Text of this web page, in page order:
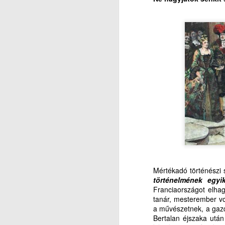
Mértékadó
történelmének
Franciaországot
tanár, mesterember
a művészetnek, a
Bertalan éjszaka
a